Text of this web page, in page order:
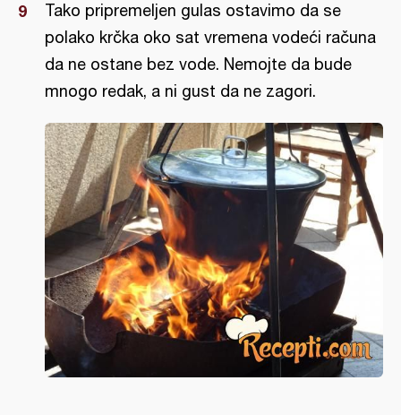
Tako pripremeljen gulas ostavimo da se
polako krčka oko sat vremena vodeći računa
da ne ostane bez vode. Nemojte da bude
mnogo redak, a ni gust da ne zagori.